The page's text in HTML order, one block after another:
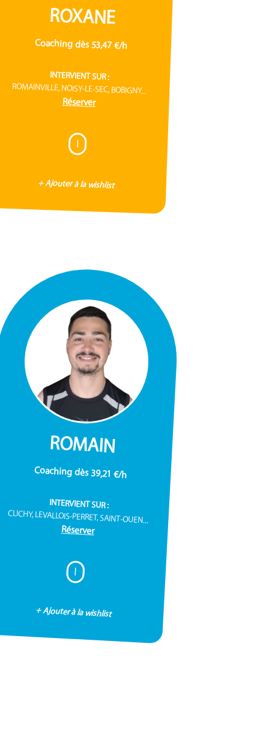
ROXANE
Coaching dès 53,47 €/h
INTERVIENT SUR :
ROMAINVILLE, NOISY-LE-SEC, BOBIGNY...
Réserver
I
+ Ajouter à la wishlist
ROMAIN
Coaching dès 39,21 €/h
INTERVIENT SUR :
CLICHY, LEVALLOIS-PERRET, SAINT-OUEN...
Réserver
I
+ Ajouter à la wishlist